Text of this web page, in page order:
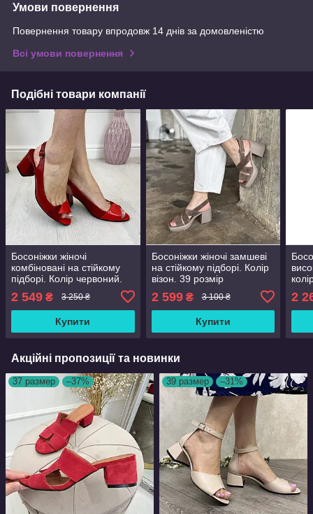
Умови повернення
Повернення товару впродовж 14 днів за домовленістю
Всі умови повернення
Подібні товари компанії
Босоніжки жіночі
комбіновані на стійкому
підборі. Колір червоний.
2 549 ₴ 3 250 ₴
Купити
Босоніжки жіночі замшеві
на стійкому підборі. Колір
візон. 39 розмір
2 599₴ 3 100 ₴
Купити
2
Акційні пропозиції та новинки
37 размер –37% 39 размер –31%